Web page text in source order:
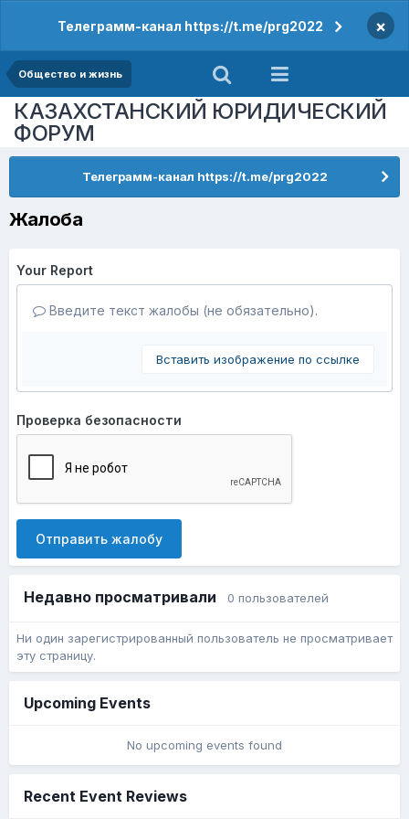
Телеграмм-канал https://t.me/prg2022 ×
Общество и жизнь
КАЗАХСТАНСКИЙ ЮРИДИЧЕСКИЙ
ФОРУМ
Телеграмм-канал https://t.me/prg2022
Жалоба
Your Report
Введите текст жалобы (не обязательно).
Вставить изображение по ссылке
Проверка безопасности
Отправить жалобу
Недавно просматривали 0 пользователей
Ни один зарегистрированный пользователь не просматривает
эту страницу.
Upcoming Events
No upcoming events found
Recent Event Reviews